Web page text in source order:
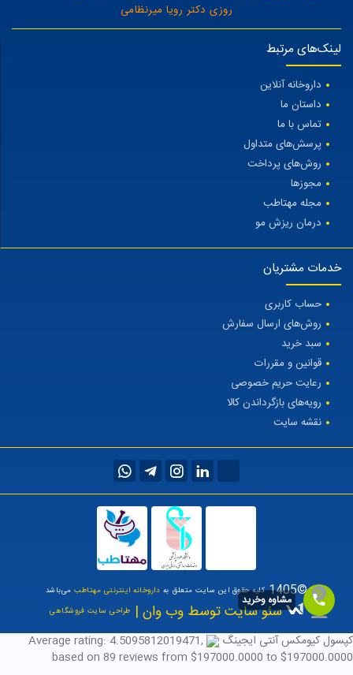
روزی دکتر رویا میرنظامی
لینک‌های مرتبط
داروخانه آنلاین
داستان ما
تماس با ما
پرسش‌های متداول
روش‌های پرداخت
مجوزها
مجله مهتاطب
درمان ریزش مو
خدمات مشتریان
حساب کاربری
روش‌های ارسال سفارش
سبد خرید
قوانین و مقررات
رعایت حریم خصوصی
رویه‌های بازگرداندن کالا
نقشه سایت
©1405 کلیه حقوق این سایت متعلق به داروخانه اینترنتی مهتاطبمی‌باشد
سئو سایت توسط وب وان | طراحی سایت فروشگاهی
کپسول کیومکس آنتی ایجینگ Average rating: 4.5095812019471,
based on 89 reviews from $197000.0000 to $197000.0000
مشاوه وخرید